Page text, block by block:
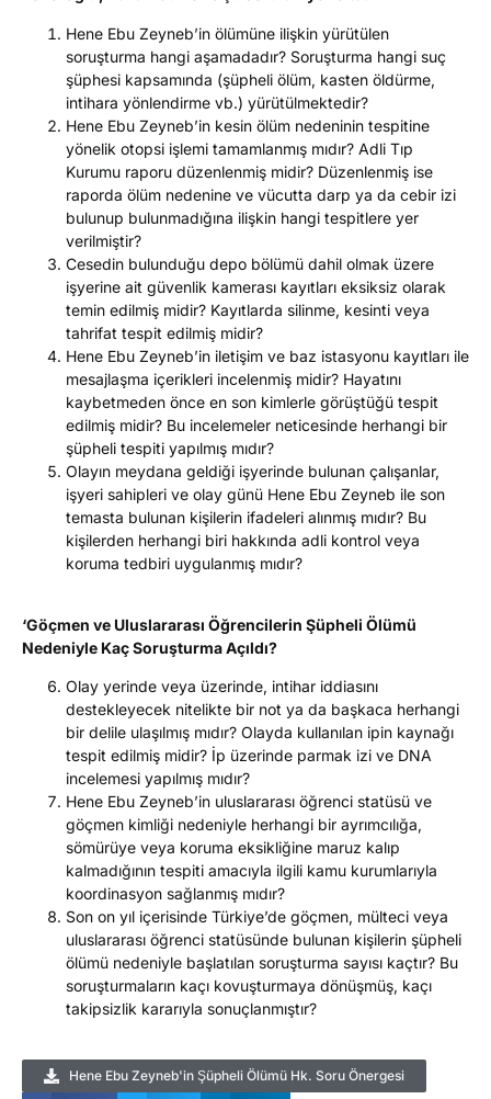
Hene Ebu Zeyneb’in ölümüne ilişkin yürütülen
soruşturma hangi aşamadadır? Soruşturma hangi suç
şüphesi kapsamında (şüpheli ölüm, kasten öldürme,
intihara yönlendirme vb.) yürütülmektedir?
Hene Ebu Zeyneb’in kesin ölüm nedeninin tespitine
yönelik otopsi işlemi tamamlanmış mıdır? Adli Tıp
Kurumu raporu düzenlenmiş midir? Düzenlenmiş ise
raporda ölüm nedenine ve vücutta darp ya da cebir izi
bulunup bulunmadığına ilişkin hangi tespitlere yer
verilmiştir?
Cesedin bulunduğu depo bölümü dahil olmak üzere
işyerine ait güvenlik kamerası kayıtları eksiksiz olarak
temin edilmiş midir? Kayıtlarda silinme, kesinti veya
tahrifat tespit edilmiş midir?
Hene Ebu Zeyneb’in iletişim ve baz istasyonu kayıtları ile
mesajlaşma içerikleri incelenmiş midir? Hayatını
kaybetmeden önce en son kimlerle görüştüğü tespit
edilmiş midir? Bu incelemeler neticesinde herhangi bir
şüpheli tespiti yapılmış mıdır?
Olayın meydana geldiği işyerinde bulunan çalışanlar,
işyeri sahipleri ve olay günü Hene Ebu Zeyneb ile son
temasta bulunan kişilerin ifadeleri alınmış mıdır? Bu
kişilerden herhangi biri hakkında adli kontrol veya
koruma tedbiri uygulanmış mıdır?
‘Göçmen ve Uluslararası Öğrencilerin Şüpheli Ölümü
Nedeniyle Kaç Soruşturma Açıldı?
Olay yerinde veya üzerinde, intihar iddiasını
destekleyecek nitelikte bir not ya da başkaca herhangi
bir delile ulaşılmış mıdır? Olayda kullanılan ipin kaynağı
tespit edilmiş midir? İp üzerinde parmak izi ve DNA
incelemesi yapılmış mıdır?
Hene Ebu Zeyneb’in uluslararası öğrenci statüsü ve
göçmen kimliği nedeniyle herhangi bir ayrımcılığa,
sömürüye veya koruma eksikliğine maruz kalıp
kalmadığının tespiti amacıyla ilgili kamu kurumlarıyla
koordinasyon sağlanmış mıdır?
Son on yıl içerisinde Türkiye’de göçmen, mülteci veya
uluslararası öğrenci statüsünde bulunan kişilerin şüpheli
ölümü nedeniyle başlatılan soruşturma sayısı kaçtır? Bu
soruşturmaların kaçı kovuşturmaya dönüşmüş, kaçı
takipsizlik kararıyla sonuçlanmıştır?
Hene Ebu Zeyneb'in Şüpheli Ölümü Hk. Soru Önergesi